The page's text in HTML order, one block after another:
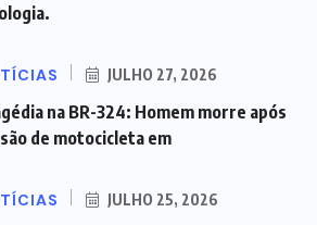
JULHO 27, 2026
na BR-324: Homem morre após
de motocicleta em
JULHO 25, 2026